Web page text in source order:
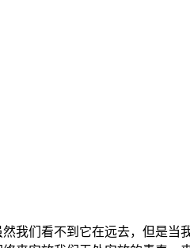
我们看不到它在远去，但是当